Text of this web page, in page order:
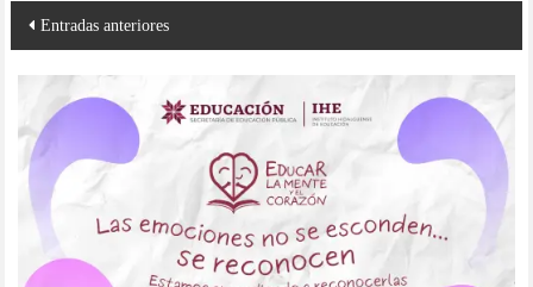
Navegación
de
entradas
Entradas anteriores